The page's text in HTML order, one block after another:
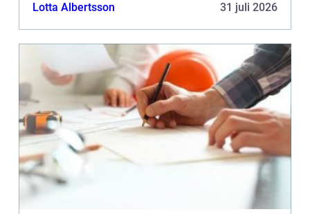
Lotta Albertsson 31 juli 2026